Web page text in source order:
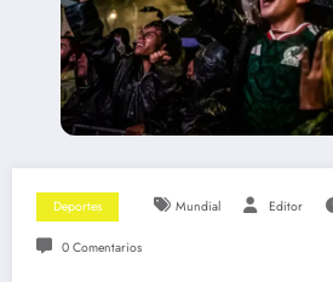
Deportes Mundial Editor
0 Comentarios